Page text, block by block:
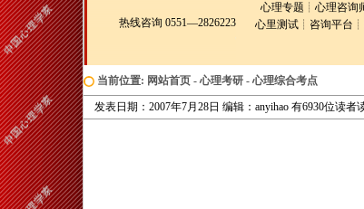
热线咨询 0551—2826223
心理专题 ┊ 心理咨询
心里测试 ┊ 咨询平台 ┊
当前位置: 网站首页 - 心理考研 - 心理综合考点
发表日期：2007年7月28日 编辑：anyihao 有6930位读者